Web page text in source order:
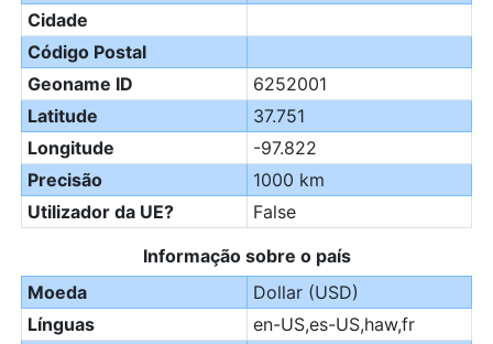
Cidade
Código Postal
Geoname ID
6252001
Latitude
37.751
Longitude
-97.822
Precisão
1000 km
Utilizador da UE?
False
Informação sobre o país
Moeda
Dollar (USD)
Línguas
en-US,es-US,haw,fr